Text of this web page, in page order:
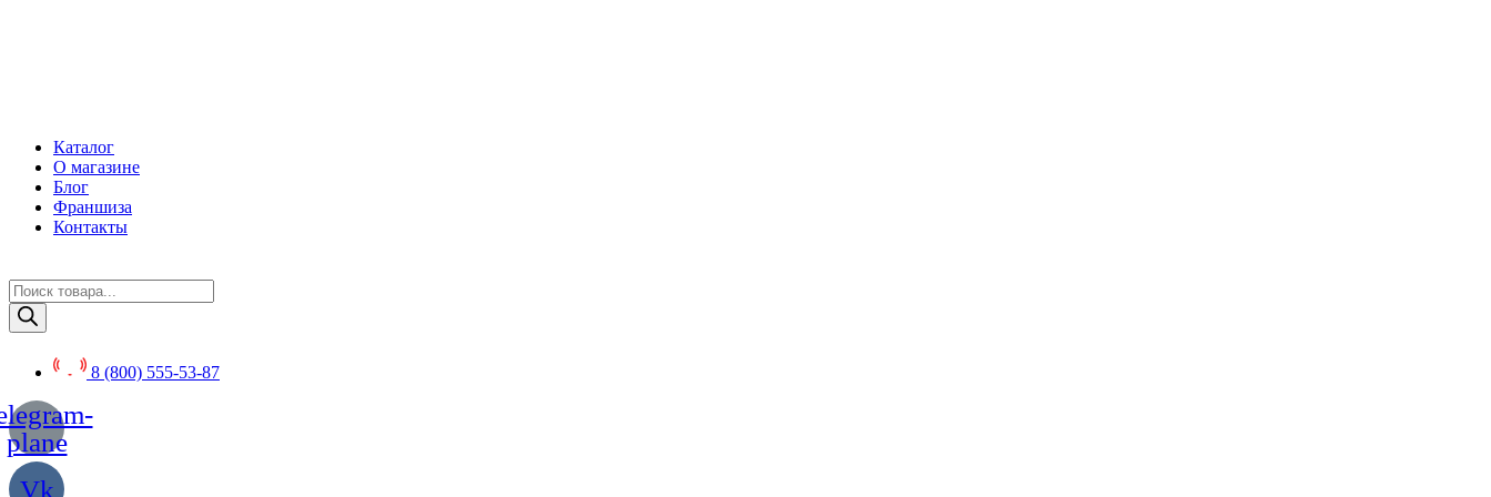
Каталог
О магазине
Блог
Франшиза
Контакты
Поиск
товаров
8 (800) 555-53-87
plane
Vk